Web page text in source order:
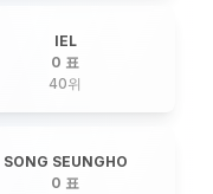
IEL
0 표
40위
SONG SEUNGHO
0 표